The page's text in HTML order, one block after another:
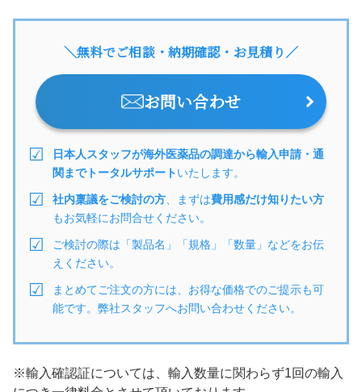
＼無料でご相談・納期確認・お見積り／
お問い合わせ
日本人スタッフが海外医薬品の調達から輸入申請・通
関までトータルサポートいたします。
社内稟議をご検討の方 、まずは費用感だけ知りたい方
もお気軽にお問合せください。
ご検討の際は「製品名」「規格」「数量」などをお伝
えください。
まとめてご注文の方には、お得な価格でのご提示も可
能です。弊社スタッフへお問い合わせください。
※輸入確認証については、輸入数量に関わらず1回の輸入